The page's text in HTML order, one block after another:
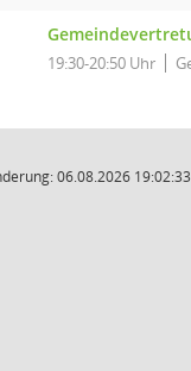
19:30-20:50 Uhr
06.08.2026 19:02:33